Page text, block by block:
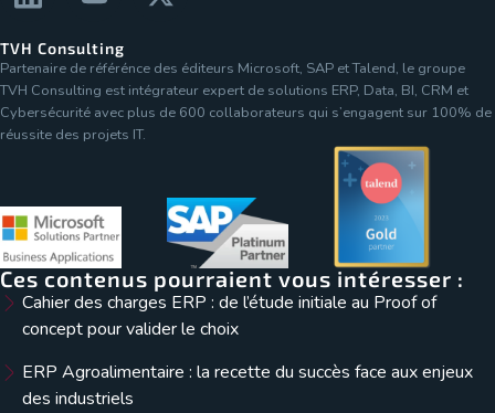
TVH Consulting
Partenaire de référénce des éditeurs Microsoft, SAP et Talend, le groupe
TVH Consulting est intégrateur expert de solutions ERP, Data, BI, CRM et
Cybersécurité avec plus de 600 collaborateurs qui s’engagent sur 100% de
réussite des projets IT.
Ces contenus pourraient vous intéresser :
Cahier des charges ERP : de l’étude initiale au Proof of
concept pour valider le choix
ERP Agroalimentaire : la recette du succès face aux enjeux
des industriels